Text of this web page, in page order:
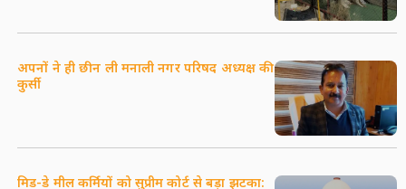
अपनों ने ही छीन ली मनाली नगर परिषद अध्यक्ष की
कुर्सी
मिड-डे मील कर्मियों को सुप्रीम कोर्ट से बड़ा झटका: